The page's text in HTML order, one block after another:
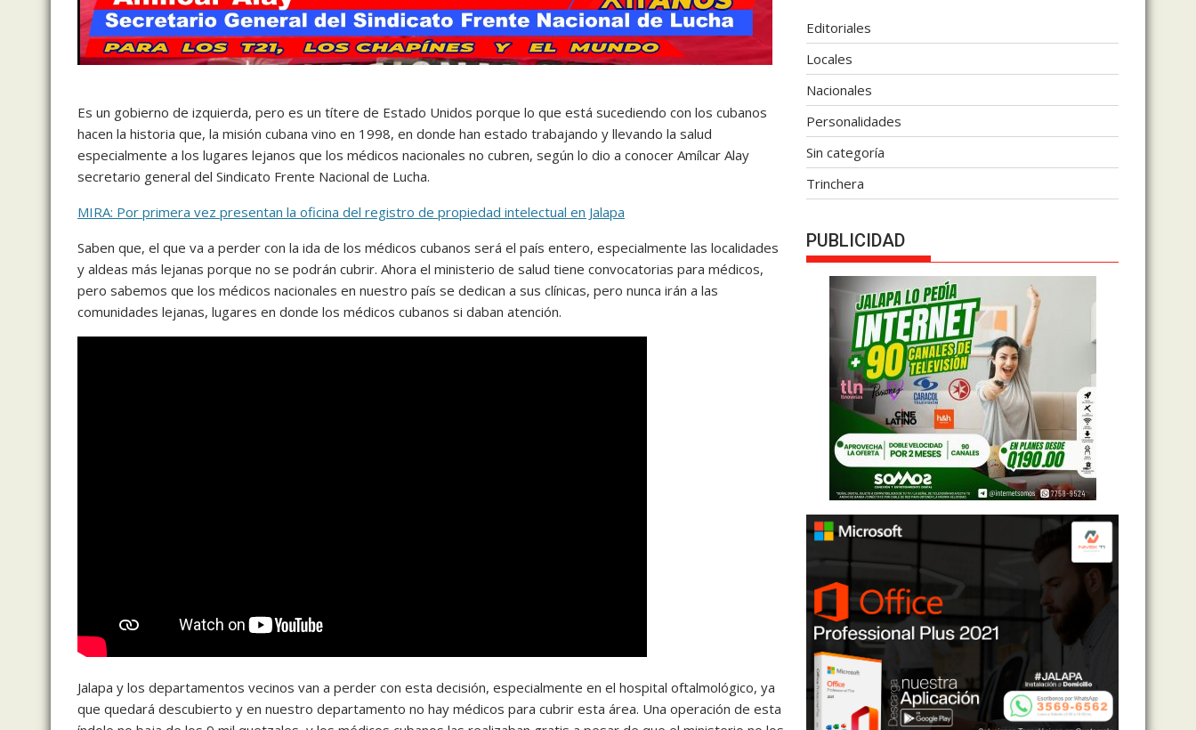
Es un gobierno de izquierda, pero es un títere de Estado Unidos porque lo que está sucediendo con los cubanos
hacen la historia que, la misión cubana vino en 1998, en donde han estado trabajando y llevando la salud
especialmente a los lugares lejanos que los médicos nacionales no cubren, según lo dio a conocer Amílcar Alay
secretario general del Sindicato Frente Nacional de Lucha.
MIRA: Por primera vez presentan la oficina del registro de propiedad intelectual en Jalapa
Saben que, el que va a perder con la ida de los médicos cubanos será el país entero, especialmente las localidades
y aldeas más lejanas porque no se podrán cubrir. Ahora el ministerio de salud tiene convocatorias para médicos,
pero sabemos que los médicos nacionales en nuestro país se dedican a sus clínicas, pero nunca irán a las
comunidades lejanas, lugares en donde los médicos cubanos si daban atención.
Jalapa y los departamentos vecinos van a perder con esta decisión, especialmente en el hospital oftalmológico, ya
que quedará descubierto y en nuestro departamento no hay médicos para cubrir esta área. Una operación de esta
Editoriales
Locales
Nacionales
Personalidades
Sin categoría
Trinchera
PUBLICIDAD